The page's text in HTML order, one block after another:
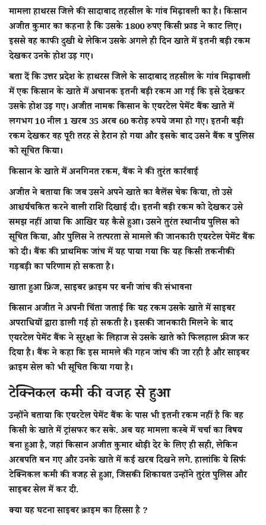
मामला हाथरस जिले की सादाबाद तहसील के गांव मिढ़ावली का है। किसान
अजीत कुमार का कहना है कि उसके 1800 रुपए किसी फ्राड ने काट लिए।
इससे वह काफी दुखी थे लेकिन उसके अगले ही दिन खाते में इतनी बड़ी रकम
देखकर उनके होश उड़ गए।
बता दें कि उत्तर प्रदेश के हाथरस जिले के सादाबाद तहसील के गांव मिढ़ावली
में एक किसान के खाते में अचानक इतनी बड़ी रकम आ गई कि इसे देखकर
उसके होश उड़ गए। अजीत नामक किसान के एयरटेल पेमेंट बैंक खाते में
लगभग 10 नील 1 खरब 35 अरब 60 करोड़ रुपये जमा हो गए। इतनी बड़ी
रकम देखकर वह पूरी तरह से हैरान हो गया और इसके बाद उसने बैंक व पुलिस
को सूचित किया।
किसान के खाते में अनगिनत रकम, बैंक ने की तुरंत कार्रवाई
अजीत ने बताया कि जब उसने अपने खाते का बैलेंस चेक किया, तो उसे
आश्चर्यचकित करने वाली राशि दिखाई दी। इतनी बड़ी रकम को देखकर उसे
समझ नहीं आया कि आखिर यह कैसे हुआ। उसने तुरंत स्थानीय पुलिस को
सूचित किया, और पुलिस ने तत्परता से मामले की जानकारी एयरटेल पेमेंट बैंक
को दी। बैंक की प्राथमिक जांच में यह पाया गया कि यह किसी तकनीकी
गड़बड़ी का परिणाम हो सकता है।
खाता हुआ फ्रिज, साइबर क्राइम पर बनी जांच की संभावना
किसान अजीत ने अपनी चिंता जताई कि यह रकम उसके खाते में साइबर
अपराधियों द्वारा डाली गई हो सकती है। इसकी जानकारी मिलने के बाद
एयरटेल पेमेंट बैंक ने सुरक्षा के लिहाज से उसके खाते को फिलहाल फ्रीज कर
दिया है। बैंक ने कहा कि इस मामले की गहन जांच की जा रही है और साइबर
क्राइम सेल को भी सूचित किया गया है।
टेक्निकल कमी की वजह से हुआ
उन्होंने बताया कि एयरटेल पेमेंट बैंक के पास भी इतनी रकम नहीं है कि वह
किसी के खाते में ट्रांसफर कर सके. अब यह मामला कस्बे में चर्चा का विषय
बना हुआ है, जहां किसान अजीत कुमार थोड़ी देर के लिए ही सही, लेकिन
अरबपति बन गए और उनके खाते में कई खरब दिखने लगे. हालांकि ये सिर्फ
टेक्निकल कमी की वजह से हुआ, जिसकी शिकायत उन्होंने तुरंत पुलिस और
साइबर सेल में कर दी.
क्या यह घटना साइबर क्राइम का हिस्सा है ?